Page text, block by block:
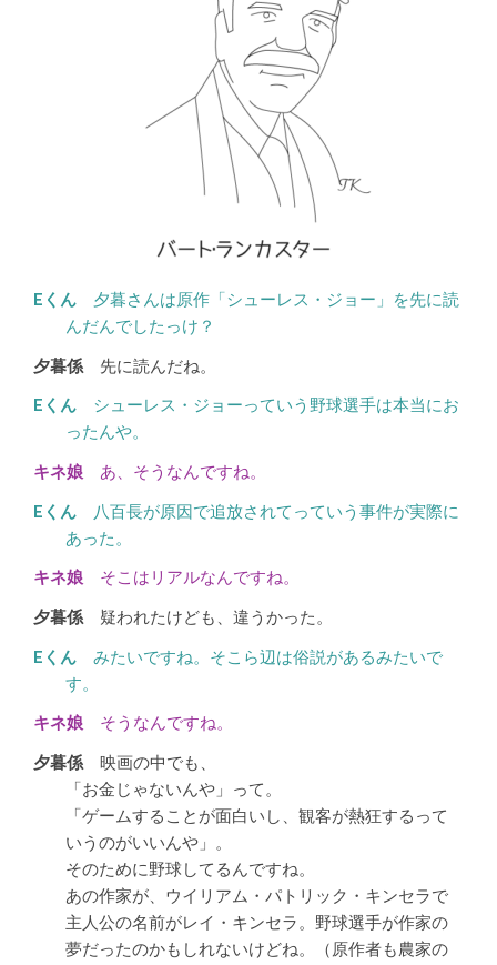
夕暮さんは原作「シューレス・ジョー」を先に読
んだんでしたっけ？
先に読んだね。
シューレス・ジョーっていう野球選手は本当にお
ったんや。
あ、そうなんですね。
八百長が原因で追放されてっていう事件が実際に
あった。
そこはリアルなんですね。
疑われたけども、違うかった。
みたいですね。そこら辺は俗説があるみたいで
す。
そうなんですね。
映画の中でも、
「お金じゃないんや」って。
「ゲームすることが面白いし、観客が熱狂するって
いうのがいいんや」。
そのために野球してるんですね。
あの作家が、ウイリアム・パトリック・キンセラで
主人公の名前がレイ・キンセラ。野球選手が作家の
夢だったのかもしれないけどね。（原作者も農家の